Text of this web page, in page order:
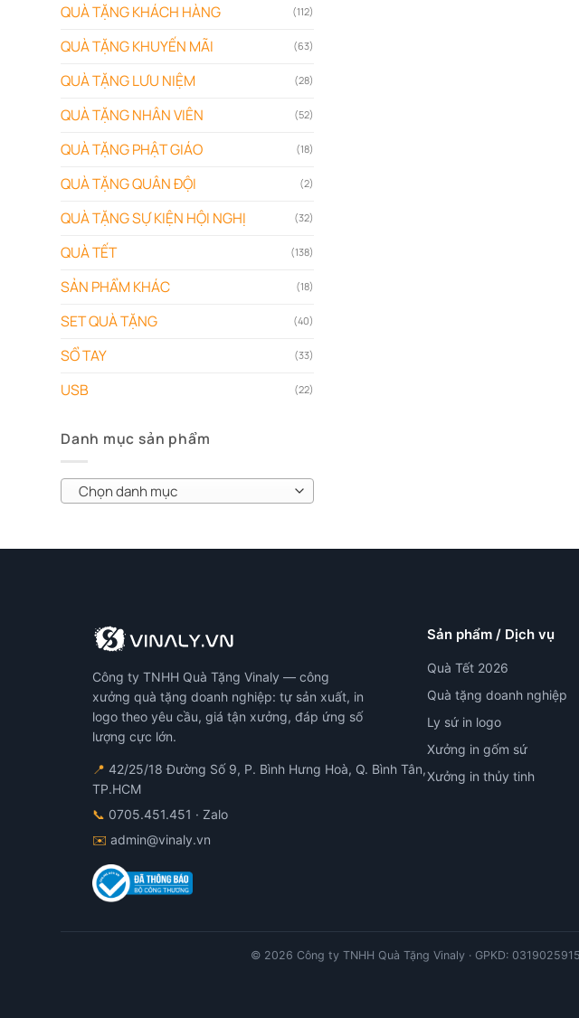
QUÀ TẶNG KHÁCH HÀNG (112)
QUÀ TẶNG KHUYẾN MÃI (63)
QUÀ TẶNG LƯU NIỆM (28)
QUÀ TẶNG NHÂN VIÊN (52)
QUÀ TẶNG PHẬT GIÁO (18)
QUÀ TẶNG QUÂN ĐỘI (2)
QUÀ TẶNG SỰ KIỆN HỘI NGHỊ (32)
QUÀ TẾT (138)
SẢN PHẨM KHÁC (18)
SET QUÀ TẶNG (40)
SỔ TAY (33)
USB (22)
Danh mục sản phẩm
Chọn danh mục
Công ty TNHH Quà Tặng Vinaly — công
xưởng quà tặng doanh nghiệp: tự sản xuất, in
logo theo yêu cầu, giá tận xưởng, đáp ứng số
lượng cực lớn.
📍 42/25/18 Đường Số 9, P. Bình Hưng Hoà, Q. Bình Tân,
TP.HCM
📞 0705.451.451 · Zalo
✉️ admin@vinaly.vn
Sản phẩm / Dịch vụ
Quà Tết 2026
Quà tặng doanh nghiệp
Ly sứ in logo
Xưởng in gốm sứ
Xưởng in thủy tinh
© 2026 Công ty TNHH Quà Tặng Vinaly · GPKD: